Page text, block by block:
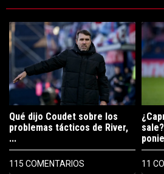
Un artículo de tendencia con el título
Qué dijo Coudet sobre los
problemas tácticos de River,
...
115 COMENTARIOS
Un
11